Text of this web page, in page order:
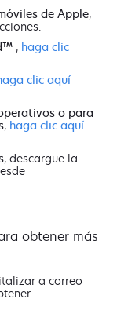
de Apple,
, haga clic
clic aquí
o para
, haga clic aquí
, descargue la
obtener más
a correo